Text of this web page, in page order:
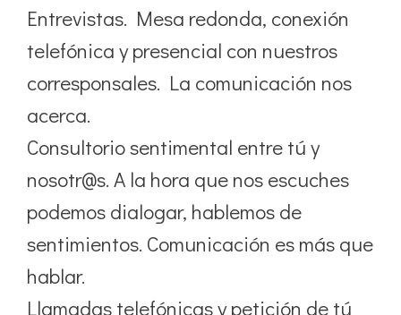
Entrevistas. Mesa redonda, conexión
telefónica y presencial con nuestros
corresponsales. La comunicación nos
acerca.
Consultorio sentimental entre tú y
nosotr@s. A la hora que nos escuches
podemos dialogar, hablemos de
sentimientos. Comunicación es más que
hablar.
Llamadas telefónicas y petición de tú